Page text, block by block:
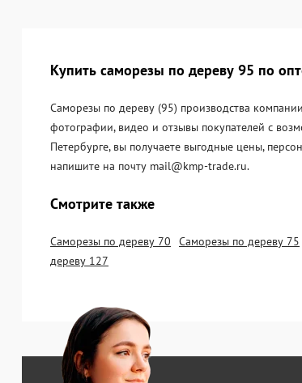
Купить саморезы по дереву 95 по
Саморезы по дереву (95) производства
фотографии, видео и отзывы покупателей с
Петербурге, вы получаете выгодные цены,
напишите на почту mail@kmp-trade.ru.
Смотрите также
Саморезы по дереву 70 Саморезы по дереву 75
дереву 127